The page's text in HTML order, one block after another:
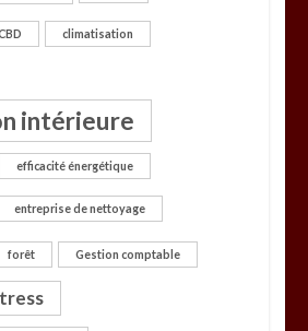
climatisation
intérieure
efficacité énergétique
entreprise de nettoyage
forêt Gestion comptable